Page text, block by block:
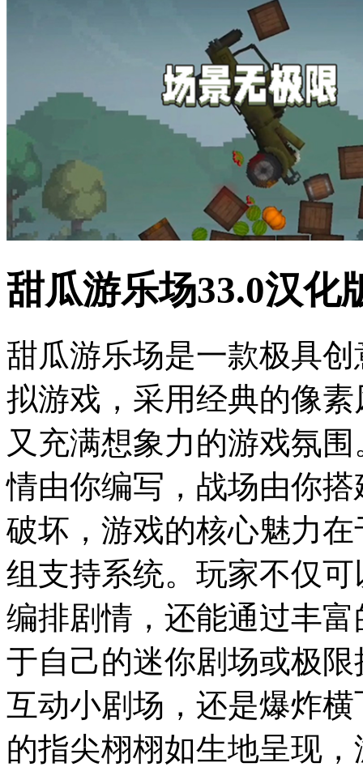
甜瓜游乐场33.0汉化
甜瓜游乐场是一款极具
拟游戏，采用经典的像
又充满想象力的游戏氛
情由你编写，战场由你
破坏，游戏的核心魅力
组支持系统。玩家不仅
编排剧情，还能通过丰
于自己的迷你剧场或极
互动小剧场，还是爆炸
的指尖栩栩如生地呈现